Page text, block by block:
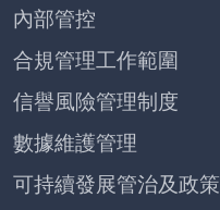
內部管控
合規管理工作範圍
信譽風險管理制度
數據維護管理
可持續發展管治及政策